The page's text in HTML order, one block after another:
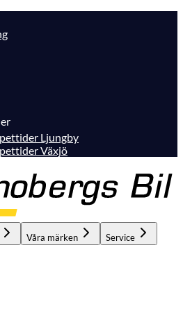
Ljungby
Växjö
Våra märken Service